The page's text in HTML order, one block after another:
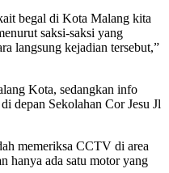
begal di Kota Malang kita
saksi-saksi yang
langsung kejadian tersebut,”
Kota, sedangkan info
depan Sekolahan Cor Jesu Jl
memeriksa CCTV di area
hanya ada satu motor yang